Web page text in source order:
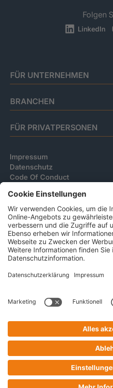
Folgen
LinkedIn
FÜR UNTERNEHMEN
BRANCHEN
FÜR PRIVATPERSONEN
Impressum
Datenschutz
Code Of Conduct
Chancenmanagement
AGB Für Data And Marketing
Business Ethics Policy
© 2026 CRIF GmbH | All rights
Victor-Gollancz-Straße 5 | 76137
Company with
9001, ISO 45001, ISO/IEC